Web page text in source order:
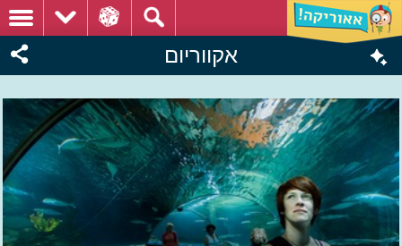
אקווריום